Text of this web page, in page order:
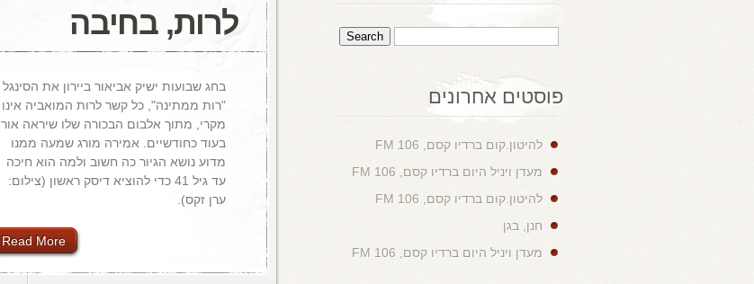
לרות, בחיבה
בחג שבועות ישיק אביאור ביירון את הסינגל
"רות ממתינה", כל קשר לרות המואביה אינו
מקרי, מתוך אלבום הבכורה שלו שיראה אור
בעוד כחודשיים. אמירה מורג שמעה ממנו
מדוע נושא הגיור כה חשוב ולמה הוא חיכה
עד גיל 41 כדי להוציא דיסק ראשון (צילום:
ערן זקס).
Read More
פוסטים אחרונים
להיטון.קום ברדיו קסם, 106 FM
מעדן ויניל היום ברדיו קסם, 106 FM
להיטון.קום ברדיו קסם, 106 FM
חנן, בגן
מעדן ויניל היום ברדיו קסם, 106 FM